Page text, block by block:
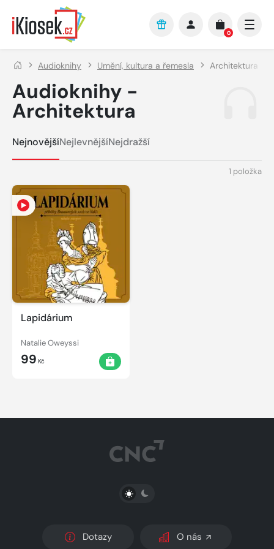
Přejít na hlavní obsah
0
Audioknihy Umění, kultura a řemesla Architektura
Audioknihy -
Architektura
NejnovějšíNejlevnějšíNejdražší
1 položka
Lapidárium
Natalie Oweyssi
99 Kč
PŘEPNOUT SVĚTLÝ/TMAVÝ REŽIM
Dotazy O nás